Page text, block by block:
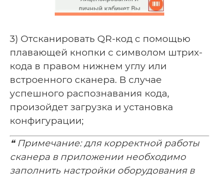
3) Отсканировать QR-код с помощью
плавающей кнопки с символом штрих-
кода в правом нижнем углу или
встроенного сканера. В случае
успешного распознавания кода,
произойдет загрузка и установка
конфигурации;
❝ Примечание: для корректной работы
сканера в приложении необходимо
заполнить настройки оборудования в